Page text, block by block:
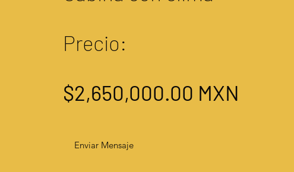
Precio:
$2,650,000.00 MXN
Enviar Mensaje